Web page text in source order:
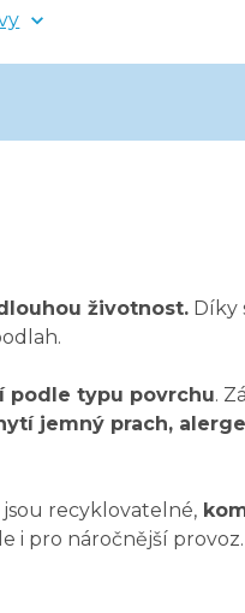
životnost. Díky
podle typu povrchu.
jemný prach,
recyklovatelné,
i pro náročnější provoz.